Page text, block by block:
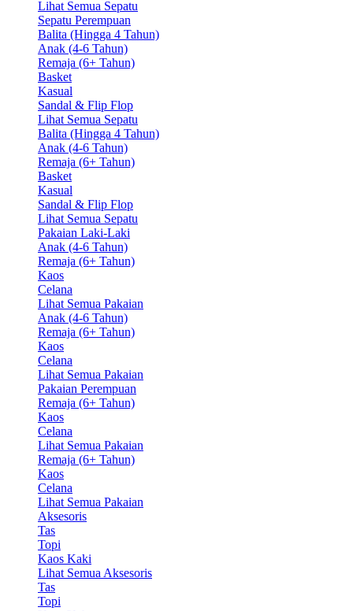
Lihat Semua Sepatu
Sepatu Perempuan
Balita (Hingga 4 Tahun)
Anak (4-6 Tahun)
Remaja (6+ Tahun)
Basket
Kasual
Sandal & Flip Flop
Lihat Semua Sepatu
Balita (Hingga 4 Tahun)
Anak (4-6 Tahun)
Remaja (6+ Tahun)
Basket
Kasual
Sandal & Flip Flop
Lihat Semua Sepatu
Pakaian Laki-Laki
Anak (4-6 Tahun)
Remaja (6+ Tahun)
Kaos
Celana
Lihat Semua Pakaian
Anak (4-6 Tahun)
Remaja (6+ Tahun)
Kaos
Celana
Lihat Semua Pakaian
Pakaian Perempuan
Remaja (6+ Tahun)
Kaos
Celana
Lihat Semua Pakaian
Remaja (6+ Tahun)
Kaos
Celana
Lihat Semua Pakaian
Aksesoris
Tas
Topi
Kaos Kaki
Lihat Semua Aksesoris
Tas
Topi